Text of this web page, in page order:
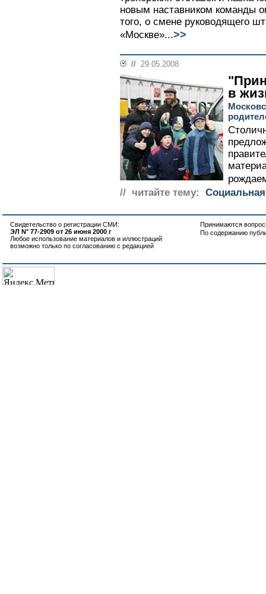
новым наставником команды
того, о смене руководящего
«Москве»...>>
// 29.05.2008
в
// читайте тему:
Свидетельство о регистрации СМИ:
ЭЛ N° 77-2909 от 26 июня 2000 г
Любое использование материалов и иллюстраций
возможно только по согласованию с редакцией
Принимаются
По содержанию